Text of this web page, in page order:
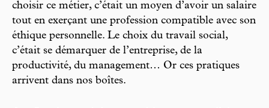
choisir ce métier, c’était un moyen d’avoir un salaire
tout en exerçant une profession compatible avec son
éthique personnelle. Le choix du travail social,
c’était se démarquer de l’entreprise, de la
productivité, du management… Or ces pratiques
arrivent dans nos boîtes.